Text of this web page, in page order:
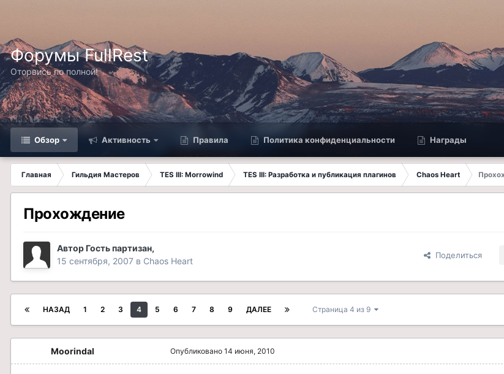
Форумы FullRest
Оторвись по полной!
Обзор Активность Правила Политика конфиденциальности Награды
Главная Гильдия Мастеров TES III: Morrowind TES III: Разработка и публикация плагинов Chaos Heart
Прохождение
Автор Гость партизан,
15 сентября, 2007 в Chaos Heart
Поделиться
НАЗАД 1 2 3 4 5 6 7 8 9 ДАЛЕЕ Страница 4 из 9
Moorindal Опубликовано 14 июня, 2010